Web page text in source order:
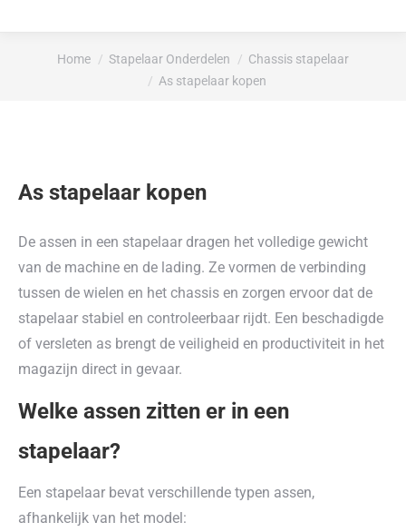
Je bent hier:
Home Stapelaar Onderdelen
Chassis stapelaar
As stapelaar kopen
As stapelaar kopen
De assen in een stapelaar dragen het volledige gewicht
van de machine en de lading. Ze vormen de verbinding
tussen de wielen en het chassis en zorgen ervoor dat de
stapelaar stabiel en controleerbaar rijdt. Een beschadigde
of versleten as brengt de veiligheid en productiviteit in het
magazijn direct in gevaar.
Welke assen zitten er in een
stapelaar?
Een stapelaar bevat verschillende typen assen,
afhankelijk van het model: